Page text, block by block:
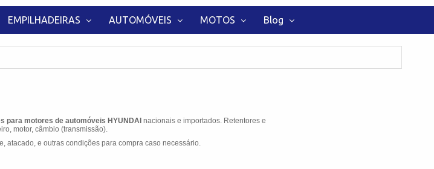
EMPILHADEIRAS AUTOMÓVEIS MOTOS Blog
para motores de automóveis HYUNDAI nacionais e importados. Retentores e
motor, câmbio (transmissão).
atacado, e outras condições para compra caso necessário.